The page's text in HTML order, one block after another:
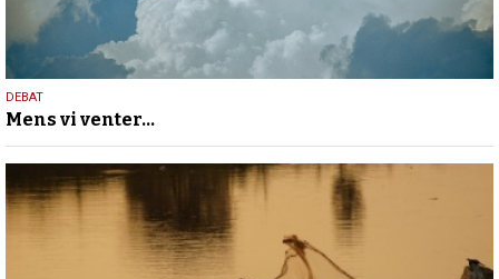
13.
maj
2026
DEBAT
Mens vi venter…